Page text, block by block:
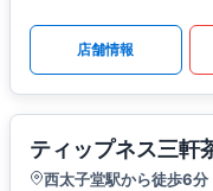
店舗情報
ティップネス三軒
西太子堂駅から徒歩6分